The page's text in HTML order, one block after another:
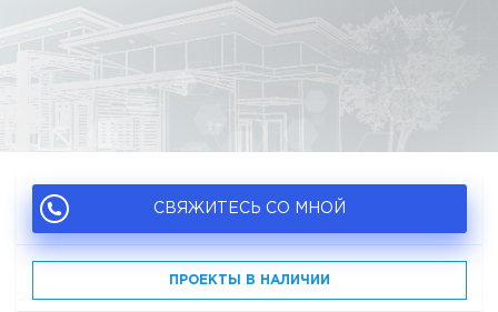
СВЯЖИТЕСЬ СО МНОЙ
ПРОЕКТЫ В НАЛИЧИИ